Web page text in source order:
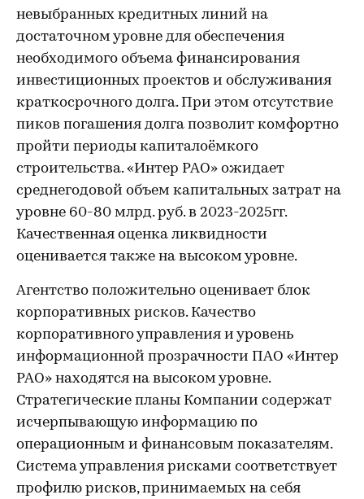
невыбранных кредитных линий на
достаточном уровне для обеспечения
необходимого объема финансирования
инвестиционных проектов и обслуживания
краткосрочного долга. При этом отсутствие
пиков погашения долга позволит комфортно
пройти периоды капиталоёмкого
строительства. «Интер РАО» ожидает
среднегодовой объем капитальных затрат на
уровне 60-80 млрд. руб. в 2023-2025гг.
Качественная оценка ликвидности
оценивается также на высоком уровне.
Агентство положительно оценивает блок
корпоративных рисков. Качество
корпоративного управления и уровень
информационной прозрачности ПАО «Интер
РАО» находятся на высоком уровне.
Стратегические планы Компании содержат
исчерпывающую информацию по
операционным и финансовым показателям.
Система управления рисками соответствует
профилю рисков, принимаемых на себя